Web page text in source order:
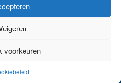
voorkeuren
reserved.